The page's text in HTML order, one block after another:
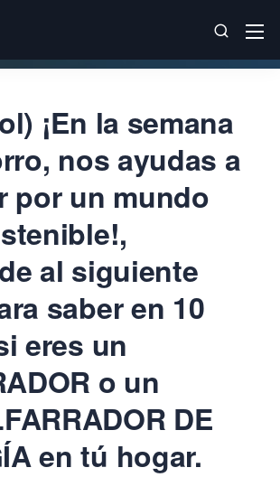
¡En la semana
nos ayudas a
por un mundo
al siguiente
saber en 10
eres un
o un
DE
en tú hogar.